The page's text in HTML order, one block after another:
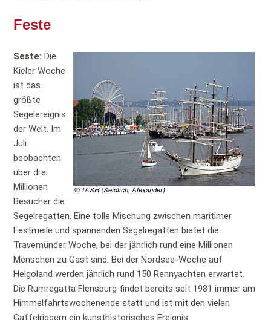
Feste
Seste:Die
Kieler Woche
ist das
größte
Segelereignis
der Welt. Im
Juli
beobachten
über drei
Millionen
Besucher die
Segelregatten. Eine tolle Mischung zwischen maritimer
Festmeile und spannenden Segelregatten bietet die
Travemünder Woche, bei der jährlich rund eine Millionen
Menschen zu Gast sind. Bei der Nordsee-Woche auf
Helgoland werden jährlich rund 150 Rennyachten erwartet.
Die Rumregatta Flensburg findet bereits seit 1981 immer am
Himmelfahrtswochenende statt und ist mit den vielen
Gaffelriggern ein kunsthistorisches Ereignis.